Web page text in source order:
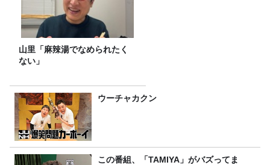
山里「麻辣湯でなめられたく
ない」
ウーチャカクン
この番組、「TAMIYA」がバズってま